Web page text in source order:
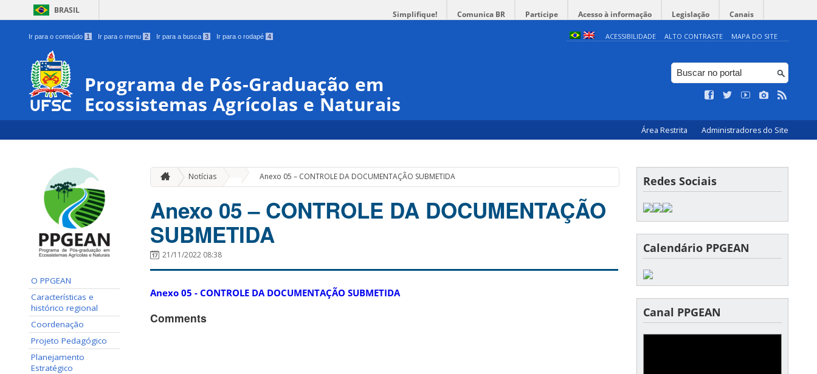
BRASIL Simplifique! Comunica BR Participe Acesso à informação Legislação Canais
Ir para o conteúdo 1 Ir para o menu 2 Ir para a busca 3 Ir para o rodapé 4 ACESSIBILIDADE ALTO CONTRASTE MAPA DO SITE
Programa de Pós-Graduação em
Ecossistemas Agrícolas e Naturais
Área Restrita Administradores do Site
O PPGEAN
Características e
histórico regional
Coordenação
Projeto Pedagógico
Planejamento
Estratégico
Notícias Anexo 05 – CONTROLE DA DOCUMENTAÇÃO SUBMETIDA
Anexo 05 – CONTROLE DA DOCUMENTAÇÃO
SUBMETIDA
21/11/2022 08:38
Anexo 05 - CONTROLE DA DOCUMENTAÇÃO SUBMETIDA
Comments
Redes Sociais
Calendário PPGEAN
Canal PPGEAN